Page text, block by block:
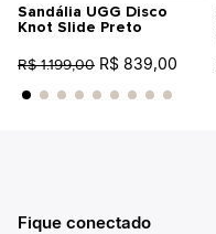
Sandália UGG Disco
Knot Slide Preto
R$ 1.199,00 R$ 839,00
Fique conectado